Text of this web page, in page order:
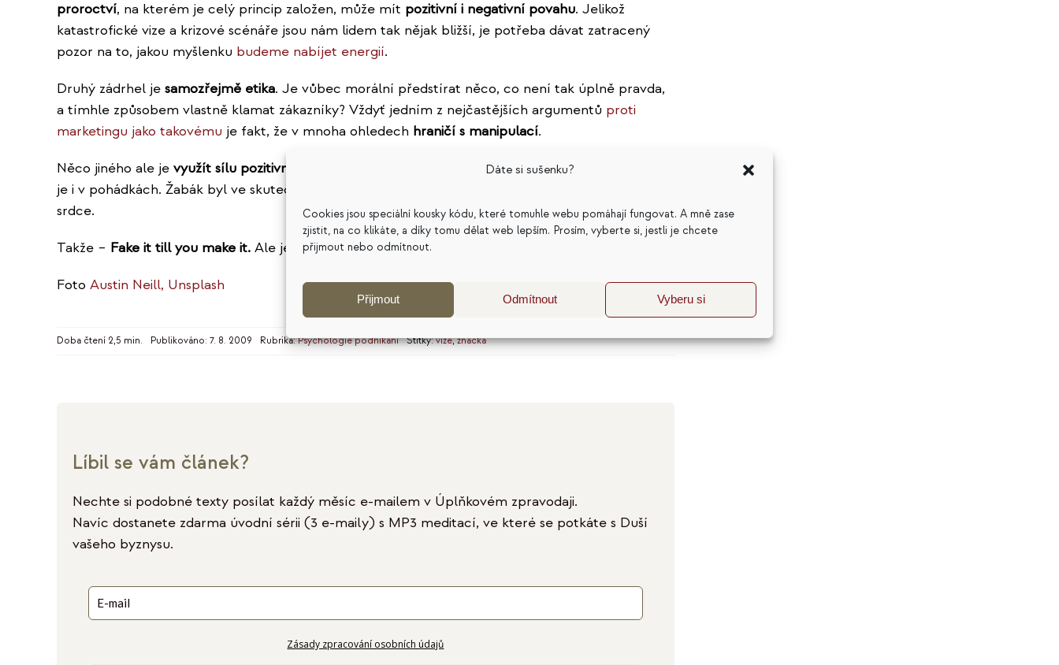
Dáte si sušenku?
Cookies jsou speciální kousky kódu, které tomuhle webu pomáhají fungovat. A mně zase
zjistit, na co klikáte, a díky tomu dělat web lepším. Prosím, vyberte si, jestli je chcete
přijmout nebo odmítnout.
Přijmout Odmítnout Vyberu si
proroctví, na kterém je celý princip založen, může mít pozitivní i negativní povahu. Jelikož
katastrofické vize a krizové scénáře jsou nám lidem tak nějak bližší, je potřeba dávat zatracený
pozor na to, jakou myšlenku budeme nabíjet energií.
Druhý zádrhel je samozřejmě etika. Je vůbec morální předstírat něco, co není tak úplně pravda,
a tímhle způsobem vlastně klamat zákazníky? Vždyť jedním z nejčastějších argumentů proti
marketingu jako takovému je fakt, že v mnoha ohledech hraničí s manipulací.
Něco jiného ale je využít sílu pozitivní myšlenky
a předstírat něco, co nejste. Tak to ostatně
je i v pohádkách. Žabák byl ve skutečnosti princ, Miroslav byl opravdu král a Popelka měla dobré
srdce.
Takže – Fake it till you make it.Ale jen, pokud jsou vaše úmysly čisté…
Foto Austin Neill, Unsplash
Doba čtení 2,5 min. Publikováno: 7. 8. 2009 Rubrika:Psychologie podnikání Štítky:vize,značka
Líbil se vám článek?
Nechte si podobné texty posílat každý měsíc e-mailem v Úplňkovém zpravodaji.
Navíc dostanete zdarma úvodní sérii (3 e-maily) s MP3 meditací, ve které se potkáte s Duší
vašeho byznysu.
Zásady zpracování osobních údajů